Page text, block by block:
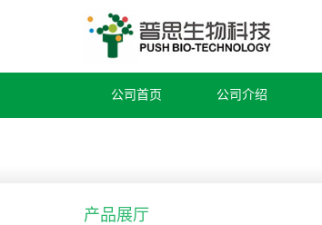
公司首页 公司介绍
产品展厅